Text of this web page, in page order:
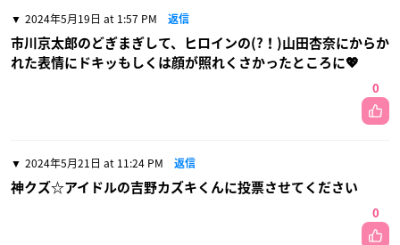
2024年5月19日 at 1:57 PM 返信
市川京太郎のどぎまぎして、ヒロインの(?！)山田杏奈にからか
れた表情にドキッもしくは顔が照れくさかったところに💖
0
2024年5月21日 at 11:24 PM 返信
神クズ☆アイドルの吉野カズキくんに投票させてください
0